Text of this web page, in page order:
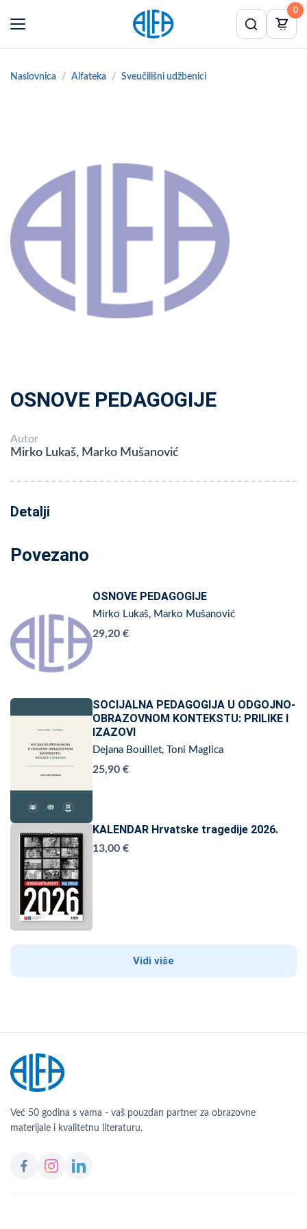
0
Naslovnica Alfateka Sveučilišni udžbenici
OSNOVE PEDAGOGIJE
Autor
Mirko Lukaš, Marko Mušanović
Detalji
Povezano
OSNOVE PEDAGOGIJE
Mirko Lukaš, Marko Mušanović
29,20 €
SOCIJALNA PEDAGOGIJA U ODGOJNO-
OBRAZOVNOM KONTEKSTU: PRILIKE I
IZAZOVI
Dejana Bouillet, Toni Maglica
25,90 €
KALENDAR Hrvatske tragedije 2026.
13,00 €
Vidi više
Već 50 godina s vama - vaš pouzdan partner za obrazovne
materijale i kvalitetnu literaturu.